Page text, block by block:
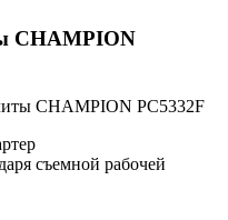
CHAMPION
CHAMPION PC5332F
съемной рабочей